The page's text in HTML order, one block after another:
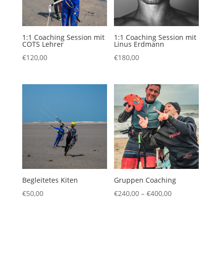
1:1 Coaching Session mit
COTS Lehrer
€120,00
1:1 Coaching Session mit
Linus Erdmann
€180,00
Begleitetes Kiten
€50,00
Gruppen Coaching
€240,00 –€400,00Preisspanne: